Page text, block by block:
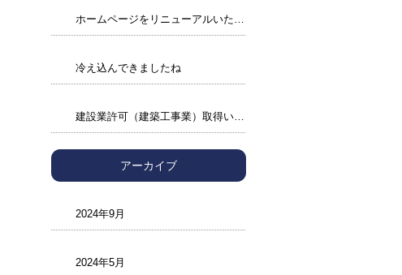
冷え込んできましたね
アーカイブ
2024年9月
2024年5月